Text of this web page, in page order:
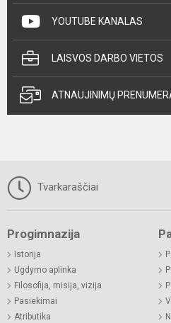
YOUTUBE KANALAS
LAISVOS DARBO VIETOS
ATNAUJINIMŲ
Tvarkaraščiai
Progimnazija
Istorija
Ugdymo aplinka
Filosofija, misija, vizija
Pasiekimai
Atributika